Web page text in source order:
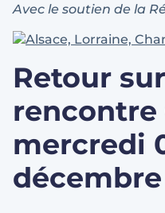
Avec le soutien de la
Retour
rencontre
mercredi
décembre